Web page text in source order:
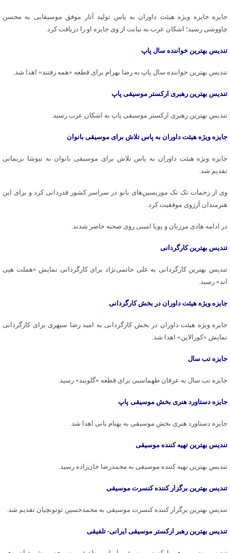
جایزه جایزه ویژه هیئت داوران به پاس تولید آثار موفق موسیقایی به محسن
چاووشی رسید؛ اشکان عرب به نیابت از وی جایزه او را دریافت کرد.
تندیس بهترین خواننده سال پاپ
تندیس بهترین خواننده سال پاپ به رضا بهرام برای قطعه «همه رفتند» اهدا شد.
تندیس بهترین رهبری ارکستر موسیقی پاپ
تندیس بهترین رهبری ارکستر موسیقی پاپ به اشکان عرب رسید.
جایزه ویژه هیئت داوران به پاس تلاش برای موسیقی بانوان
جایزه ویژه هیئت داوران به پاس تلاش برای موسیقی بانوان به نیوشا بریمانی
تقدیم شد.
وی از زحمات تک تک موزیسین‌های بانو در سراسر کشور قدردانی کرد و برای این
هنرمندان آرزوی موفقیت کرد.
در ادامه هادی مرزبان و پویا امینی روی صحنه حاضر شدند.
تندیس بهترین کارگردانی
تندیس بهترین کارگردانی به علی حاتمی‌نژاد برای کارگردانی نمایش «هملت هپی‌
اند» رسید.
جایزه ویژه هیئت داوران در بخش کارگردانی
جایزه ویژه هیئت داوران در بخش کارگردانی به امید رضا سپهری برای کارگردانی
نمایش «کورالاین» اهدا شد.
جایزه تب سال
جایزه تب سال به عرفان طهماسبی برای قطعه «گلوبند» رسید.
جایزه دستاورد هنری بخش موسیقی پاپ
جایزه دستاورد هنری بخش موسیقی به بهنام بانی اهدا شد.
تندیس بهترین تهیه کننده موسیقی
تندیس بهترین تهیه کننده موسیقی به محمدرضا خان‌زاده رسید.
تندیس بهترین برگزار کننده کنسرت موسیقی
تندیس بهترین برگزار کننده کنسرت موسیقی به محمدحسین توتونچیان تقدیم شد.
تندیس بهترین رهبر ارکستر موسیقی ایرانی- تلفیقی